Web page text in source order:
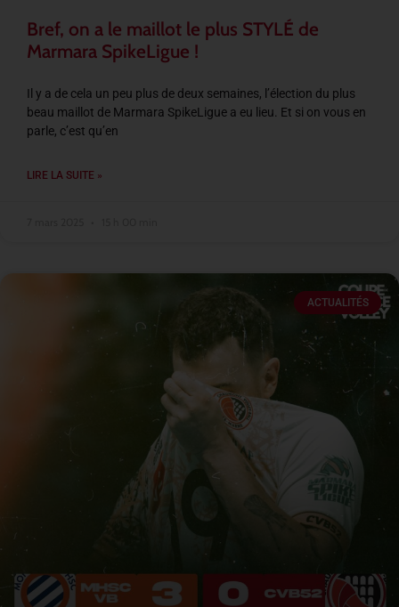
Bref, on a le maillot le plus STYLÉ de
Marmara SpikeLigue !
Il y a de cela un peu plus de deux semaines, l’élection du plus
beau maillot de Marmara SpikeLigue a eu lieu. Et si on vous en
parle, c’est qu’en
LIRE LA SUITE »
ACTUALITÉS